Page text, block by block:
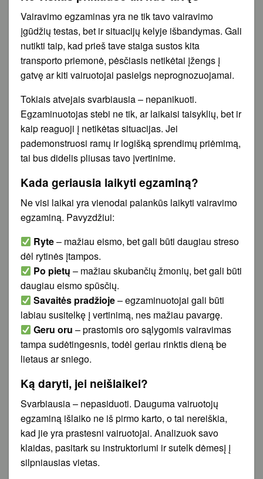
Vairavimo egzaminas yra ne tik tavo vairavimo
įgūdžių testas, bet ir situacijų kelyje išbandymas. Gali
nutikti taip, kad prieš tave staiga sustos kita
transporto priemonė, pėsčiasis netikėtai įžengs į
gatvę ar kiti vairuotojai pasielgs neprognozuojamai.
Tokiais atvejais svarbiausia – nepanikuoti.
Egzaminuotojas stebi ne tik, ar laikaisi taisyklių, bet ir
kaip reaguoji į netikėtas situacijas. Jei
pademonstruosi ramų ir logišką sprendimų priėmimą,
tai bus didelis pliusas tavo įvertinime.
Kada geriausia laikyti egzaminą?
Ne visi laikai yra vienodai palankūs laikyti vairavimo
egzaminą. Pavyzdžiui:
Ryte– mažiau eismo, bet gali būti daugiau streso
dėl rytinės įtampos.
Po pietų – mažiau skubančių žmonių, bet gali būti
daugiau eismo spūsčių.
Savaitės pradžioje– egzaminuotojai gali būti
labiau susitelkę į vertinimą, nes mažiau pavargę.
Geru oru – prastomis oro sąlygomis vairavimas
tampa sudėtingesnis, todėl geriau rinktis dieną be
lietaus ar sniego.
Ką daryti, jei neišlaikei?
Svarbiausia – nepasiduoti. Dauguma vairuotojų
egzaminą išlaiko ne iš pirmo karto, o tai nereiškia,
kad jie yra prastesni vairuotojai. Analizuok savo
klaidas, pasitark su instruktoriumi ir sutelk dėmesį į
silpniausias vietas.